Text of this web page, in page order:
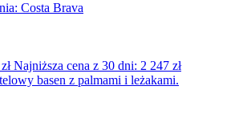
Costa Brava
złNajniższa cena z 30 dni: 2 247 zł